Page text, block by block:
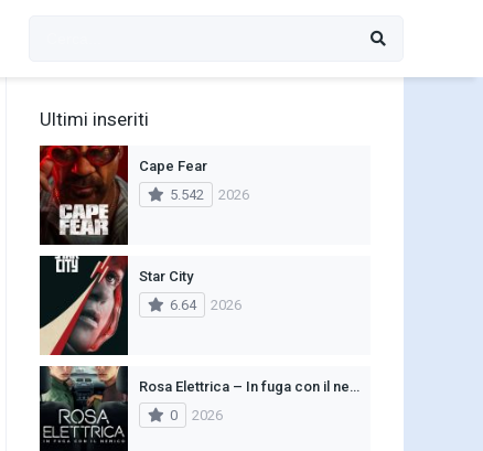
Ultimi inseriti
Cape Fear
5.542
2026
Star City
6.64
2026
Rosa Elettrica – In fuga con il nemico
0
2026